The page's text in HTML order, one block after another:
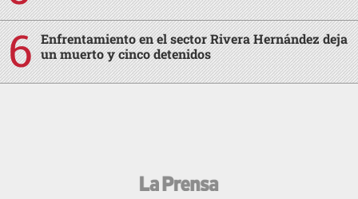
Enfrentamiento en el sector Rivera Hernández deja
un muerto y cinco detenidos